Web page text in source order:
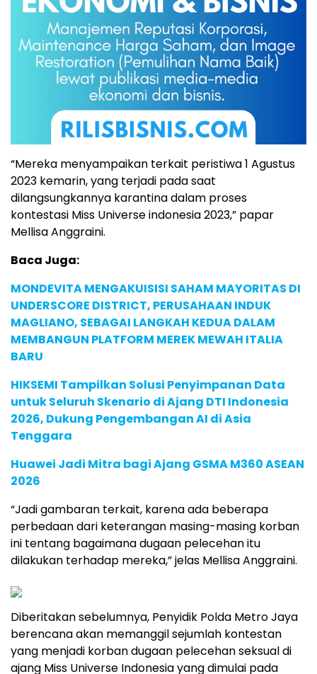
“Mereka menyampaikan terkait peristiwa 1 Agustus
2023 kemarin, yang terjadi pada saat
dilangsungkannya karantina dalam proses
kontestasi Miss Universe indonesia 2023,” papar
Mellisa Anggraini.
Baca Juga:
MONDEVITA MENGAKUISISI SAHAM MAYORITAS DI
UNDERSCORE DISTRICT, PERUSAHAAN INDUK
MAGLIANO, SEBAGAI LANGKAH KEDUA DALAM
MEMBANGUN PLATFORM MEREK MEWAH ITALIA
BARU
HIKSEMI Tampilkan Solusi Penyimpanan Data
untuk Seluruh Skenario di Ajang DTI Indonesia
2026, Dukung Pengembangan AI di Asia
Tenggara
Huawei Jadi Mitra bagi Ajang GSMA M360 ASEAN
2026
“Jadi gambaran terkait, karena ada beberapa
perbedaan dari keterangan masing-masing korban
ini tentang bagaimana dugaan pelecehan itu
dilakukan terhadap mereka,” jelas Mellisa Anggraini.
Diberitakan sebelumnya, Penyidik Polda Metro Jaya
berencana akan memanggil sejumlah kontestan
yang menjadi korban dugaan pelecehan seksual di
ajang Miss Universe Indonesia yang dimulai pada